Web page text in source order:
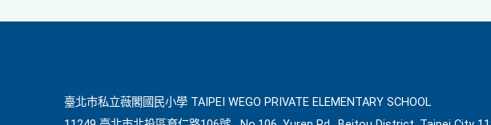
臺北市私立薇閣國民小學 TAIPEI WEGO PRIVATE ELEMENTARY SCHOOL